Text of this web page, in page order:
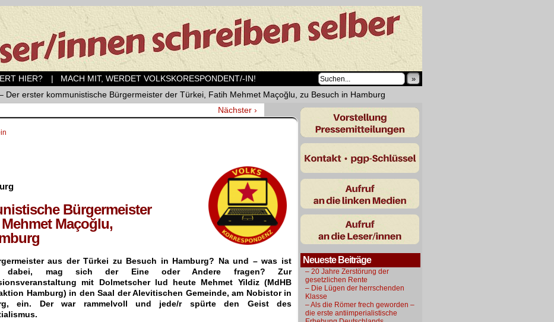
HIER? | MACH MIT, WERDET VOLKSKORESPONDENT/-IN! »
Der erster kommunistische Bürgermeister der Türkei, Fatih Mehmet Maçoğlu, zu Besuch in Hamburg
Nächster ›
Bürgermeister
Maçoğlu,
aus der Türkei zu Besuch in Hamburg? Na und – was ist
dabei, mag sich der Eine oder Andere fragen? Zur
mit Dolmetscher lud heute Mehmet Yildiz (MdHB
Hamburg) in den Saal der Alevitischen Gemeinde, am Nobistor in
ein. Der war rammelvoll und jede/r spürte den Geist des
Neueste Beiträge
– 20 Jahre Zerstörung der
gesetzlichen Rente
– Die Lügen der herrschenden
Klasse
– Als die Römer frech geworden –
die erste antiimperialistische